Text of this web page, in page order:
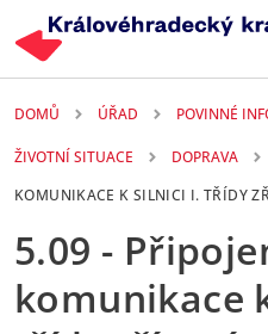
DOMŮ ÚŘAD POVINNÉ
ŽIVOTNÍ SITUACE DOPRAVA
KOMUNIKACE K SILNICI I. TŘÍDY
5.09 -
komunikace